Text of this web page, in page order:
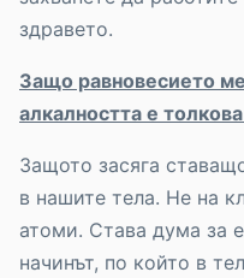
здравето.
Защо равновесието
алкалността е
Защото засяга
в нашите тела. Не на
атоми. Става дума за
начинът, по който в